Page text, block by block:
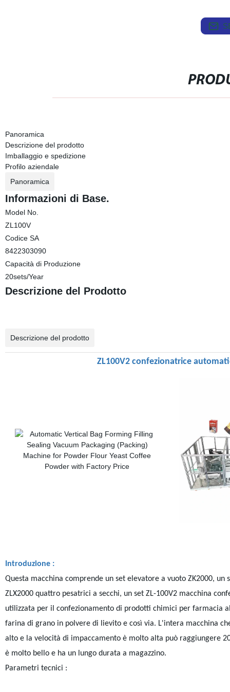
Panoramica
Descrizione del prodotto
Imballaggio e spedizione
Profilo aziendale
Panoramica
Informazioni di Base.
Model No.
ZL100V
Codice SA
8422303090
Capacità di Produzione
20sets/Year
Descrizione del Prodotto
Descrizione del prodotto
ZL100V2 confezionatrice
Introduzione :
Questa macchina comprende un set elevatore a vuoto ZK2000,
ZLX2000 quattro pesatrici a secchi, un set ZL-100V2 macchina
utilizzata per il confezionamento di prodotti chimici per farmacia
farina di grano in polvere di lievito e così via. L'intera macchina
alto e la velocità di impaccamento è molto alta può raggiungere
è molto bello e ha un lungo durata a magazzino.
Parametri tecnici :